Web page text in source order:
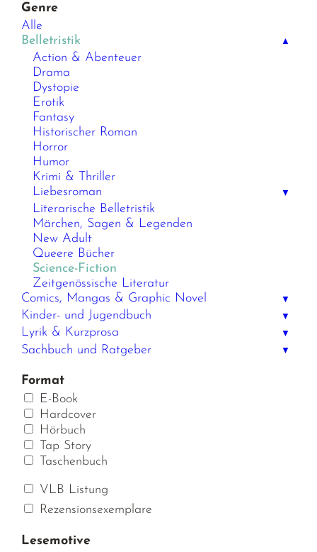
Genre
Alle
Belletristik
▲
Action & Abenteuer
Drama
Dystopie
Erotik
Fantasy
Historischer Roman
Horror
Humor
Krimi & Thriller
Liebesroman
▼
Literarische Belletristik
Märchen, Sagen & Legenden
New Adult
Queere Bücher
Science-Fiction
Zeitgenössische Literatur
Comics, Mangas & Graphic Novel
▼
Kinder- und Jugendbuch ▼
Lyrik & Kurzprosa ▼
Sachbuch und Ratgeber ▼
Format
E-Book
Hardcover
Hörbuch
Tap Story
Taschenbuch
VLB Listung
Rezensionsexemplare
Lesemotive